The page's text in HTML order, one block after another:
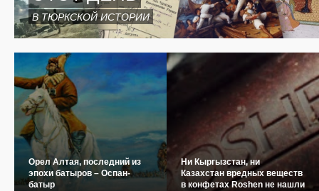
В ТЮРКСКОЙ ИСТОРИИ
Орел Алтая, последний из
эпохи батыров – Оспан-
батыр
Ни Кыргызстан, ни
Казахстан вредных веществ
в конфетах Roshen не нашли